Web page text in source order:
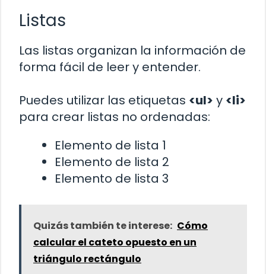
Listas
Las listas organizan la información de
forma fácil de leer y entender.
Puedes utilizar las etiquetas <ul> y <li>
para crear listas no ordenadas:
Elemento de lista 1
Elemento de lista 2
Elemento de lista 3
Quizás también te interese: Cómo
calcular el cateto opuesto en un
triángulo rectángulo